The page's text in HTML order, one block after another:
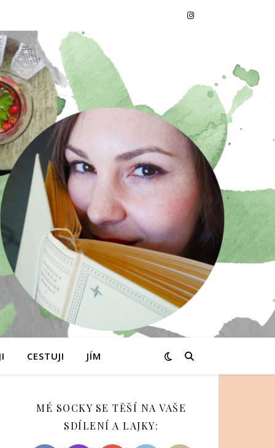
CESTUJI JÍM
MÉ SOCKY SE TĚŠÍ NA VAŠE
SDÍLENÍ A LAJKY: